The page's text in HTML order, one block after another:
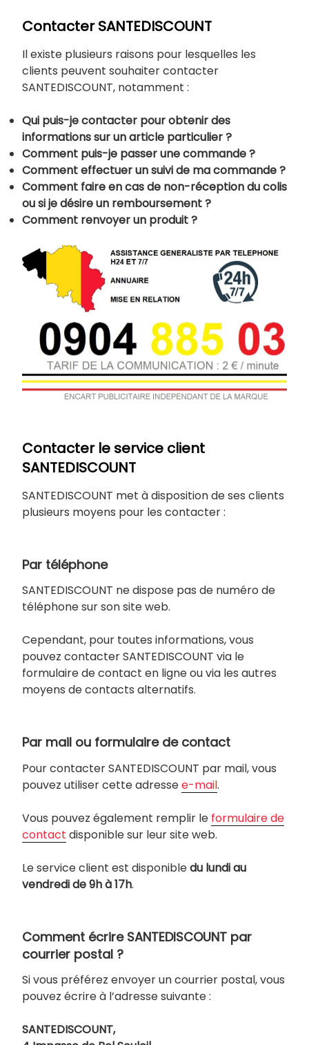
Contacter SANTEDISCOUNT
Il existe plusieurs raisons pour lesquelles les
clients peuvent souhaiter contacter
SANTEDISCOUNT, notamment :
Qui puis-je contacter pour obtenir des
informations sur un article particulier ?
Comment puis-je passer une commande ?
Comment effectuer un suivi de ma commande ?
Comment faire en cas de non-réception du colis
ou si je désire un remboursement ?
Comment renvoyer un produit ?
Contacter le service client
SANTEDISCOUNT
SANTEDISCOUNT met à disposition de ses clients
plusieurs moyens pour les contacter :
Par téléphone
SANTEDISCOUNT ne dispose pas de numéro de
téléphone sur son site web.
Cependant, pour toutes informations, vous
pouvez contacter SANTEDISCOUNT via le
formulaire de contact en ligne ou via les autres
moyens de contacts alternatifs.
Par mail ou formulaire de contact
Pour contacter SANTEDISCOUNT par mail, vous
pouvez utiliser cette adressee-mail.
Vous pouvez également remplir le formulaire de
contact disponible sur leur site web.
Le service client est disponibledu lundi au
vendredi de 9h à 17h.
Comment écrire SANTEDISCOUNT par
courrier postal ?
Si vous préférez envoyer un courrier postal, vous
pouvez écrire à l’adresse suivante :
SANTEDISCOUNT,